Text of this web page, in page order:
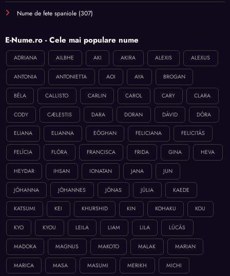
Nume de fete spaniole (307)
E-Nume.ro - Cele mai populare nume
ADRIANA AILBHE AKI AKIRA ALEXIS ALEXUS
ANTONIA ANTONIETTA AOI AYA BROGAN
BÉLA CALLISTO CARLIN CAROL CARY CLARA
CODY CÆLESTIS DARA DORAN DÁVID DÓRA
ELIANA ELIANNA EÓGHAN FELICIANA FELICITÁS
FELÍCIA FLÓRA FRANCISCA FRIDA GINA HEVA
HEYDAR IHSAN IONATAN JANA JUN
JÓHANNA JÓHANNES JÓNAS JÚLIA KAEDE
KATSUMI KEI KHURSHID KIN KOHAKU KOU
KYO KYOU LEILA LIAM LILA LÚCÁS
MADOKA MAGNUS MAKOTO MALAK MARIAN
MARICA MASA MASUMI MERIKH MICHI